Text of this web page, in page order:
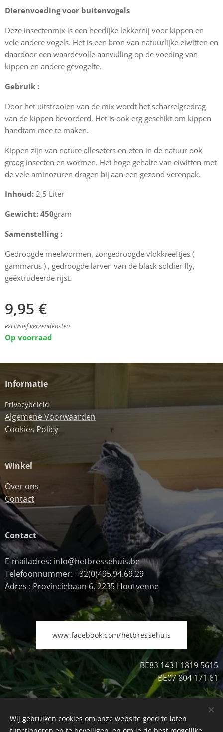
Dierenvoeding voor buitenvogels
Deze insectenmix is een heerlijke lekkernij voor kippen en
vele andere vogels. Het is een bron van natuurlijke eiwitten en
daardoor een waardevolle aanvulling op de voeding van
kippen en andere gevogelte.
Gebruik :
Door het uitstrooien van de mix wordt het scharrelgredrag
van de kippen bevorderd. Het is ook erg geschikt om kippen
handtam mee te maken.
Kippen zijn van nature alleseters en eten in de natuur ook
graag insecten en wormen. Het hoge gehalte van eiwitten met
de vele aminozuren dragen bij aan een gezond verenpak.
Inhoud: 2,5 Liter
Gewicht: 450gram
Samenstelling :
Gedroogde meelwormen, zongedroogde vlokkreeftjes (
gammarus ) , gedroogde larven van de black soldier fly,
geëxtrudeerde rijst.
9,95 €
exclusief verzendkosten
Op voorraad
Informatie
Privacybeleid
Algemene Voorwaarden
Cookies Policy
Winkel
Over ons
Contact
Contact
E-mailadres: info@hetbressehuis.be
Telefoonnummer: +32(0)495.94.69.29
Adres : Provinciebaan 6, 2235 Houtvenne
www.facebook.com/hetbressehuis
BE83 1431 1819 5615
BE07 804 171 61
Uitschrijven Cookies
Wij gebruiken cookies om onze website goed te laten